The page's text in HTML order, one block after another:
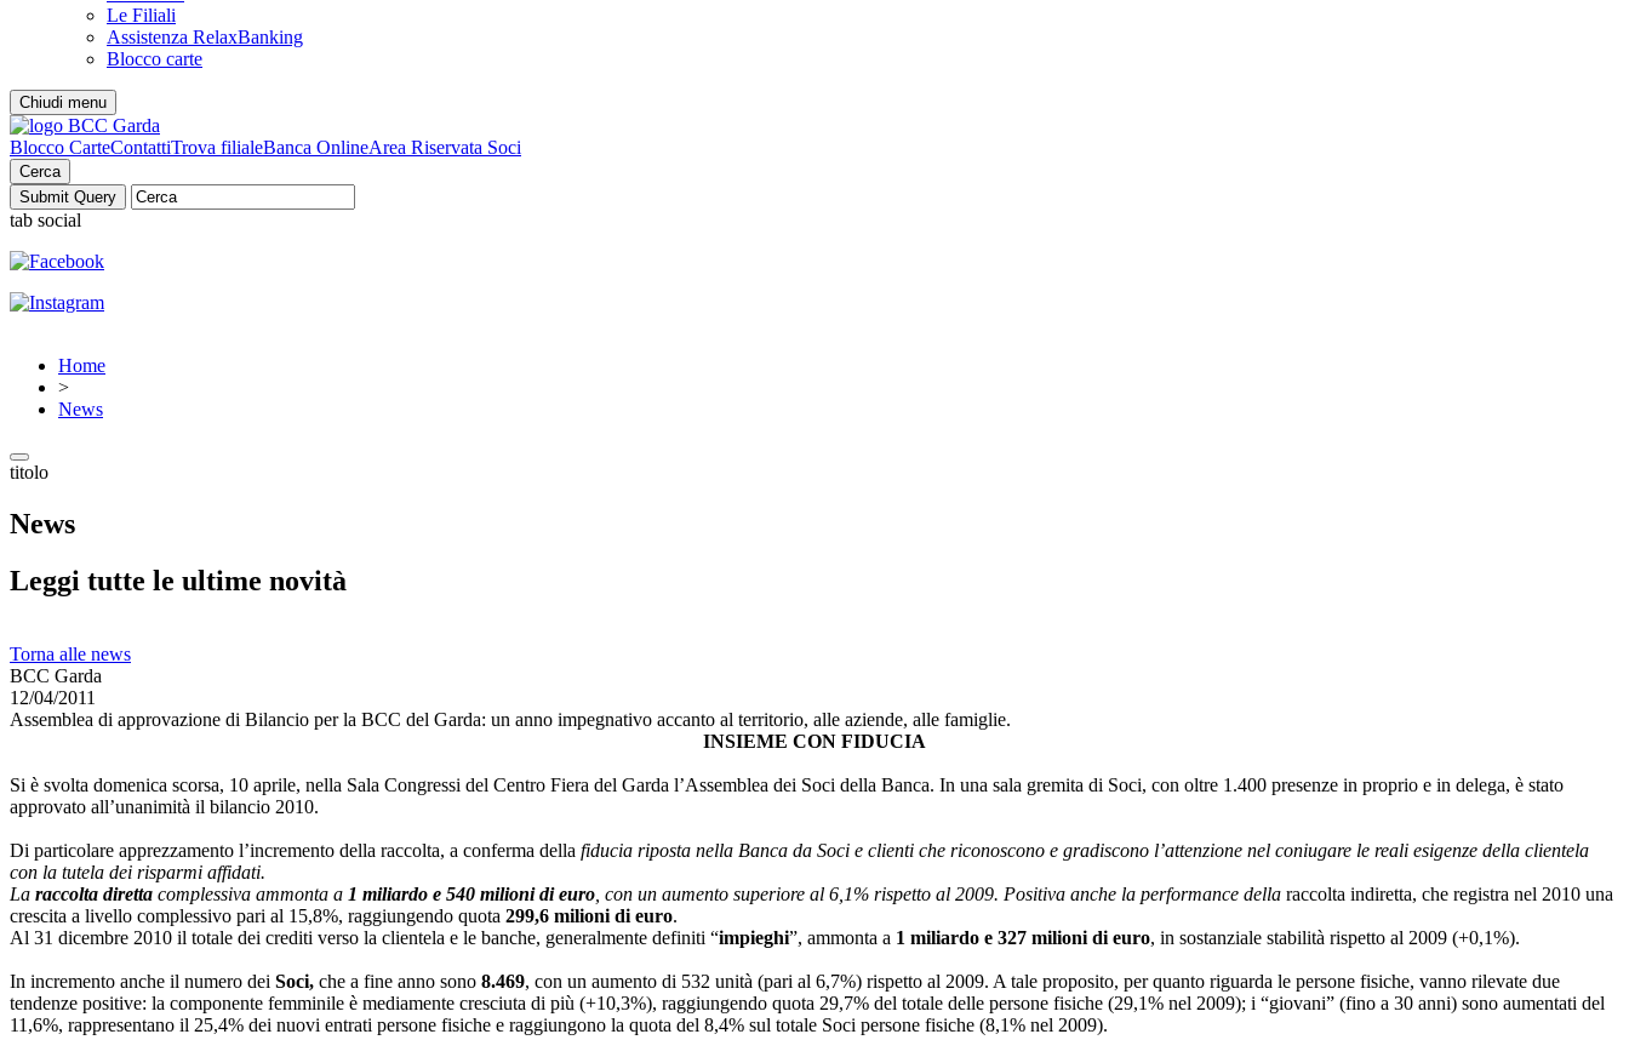
Le Filiali
Assistenza RelaxBanking
Blocco carte
Chiudi menu
Blocco CarteContattiTrova filialeBanca OnlineArea Riservata Soci
Cerca
tab social
Home
>
News
titolo
News
Leggi tutte le ultime novità
Torna alle news
BCC Garda
12/04/2011
Assemblea di approvazione di Bilancio per la BCC del Garda: un anno impegnativo accanto al territorio, alle aziende, alle famiglie.
INSIEME CON FIDUCIA
Si è svolta domenica scorsa, 10 aprile, nella Sala Congressi del Centro Fiera del Garda l’Assemblea dei Soci della Banca. In una sala gremita di Soci, con oltre 1.400 presenze in proprio e in delega, è stato
approvato all’unanimità il bilancio 2010.
Di particolare apprezzamento l’incremento della raccolta, a conferma della fiducia riposta nella Banca da Soci e clienti che riconoscono e gradiscono l’attenzione nel coniugare le reali esigenze della clientela
con la tutela dei risparmi affidati.
La raccolta diretta complessiva ammonta a 1 miliardo e 540 milioni di euro , con un aumento superiore al 6,1% rispetto al 2009. Positiva anche la performance della raccolta indiretta, che registra nel 2010 una
crescita a livello complessivo pari al 15,8%, raggiungendo quota 299,6 milioni di euro.
Al 31 dicembre 2010 il totale dei crediti verso la clientela e le banche, generalmente definiti “impieghi”, ammonta a 1 miliardo e 327 milioni di euro, in sostanziale stabilità rispetto al 2009 (+0,1%).
In incremento anche il numero dei Soci, che a fine anno sono 8.469, con un aumento di 532 unità (pari al 6,7%) rispetto al 2009. A tale proposito, per quanto riguarda le persone fisiche, vanno rilevate due
tendenze positive: la componente femminile è mediamente cresciuta di più (+10,3%), raggiungendo quota 29,7% del totale delle persone fisiche (29,1% nel 2009); i “giovani” (fino a 30 anni) sono aumentati del
11,6%, rappresentano il 25,4% dei nuovi entrati persone fisiche e raggiungono la quota del 8,4% sul totale Soci persone fisiche (8,1% nel 2009).